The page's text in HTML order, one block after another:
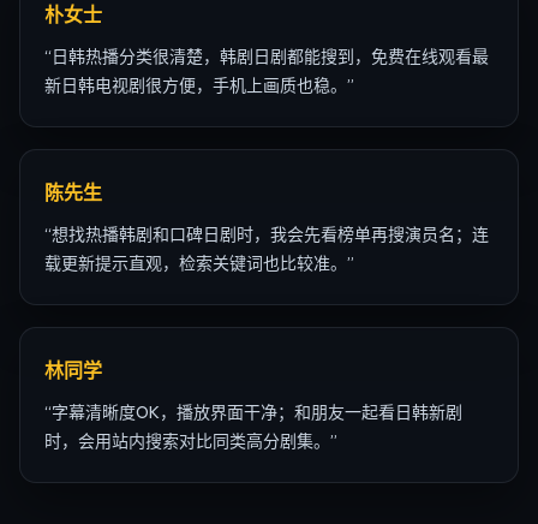
朴女士
“日韩热播分类很清楚，韩剧日剧都能搜到，免费在线观看最
新日韩电视剧很方便，手机上画质也稳。 ”
陈先生
“想找热播韩剧和口碑日剧时，我会先看榜单再搜演员名；连
载更新提示直观，检索关键词也比较准。 ”
林同学
“字幕清晰度OK，播放界面干净；和朋友一起看日韩新剧
时，会用站内搜索对比同类高分剧集。 ”